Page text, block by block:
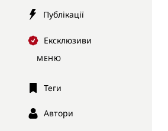
Публікації
Ексклюзиви
МЕНЮ
Теги
Автори